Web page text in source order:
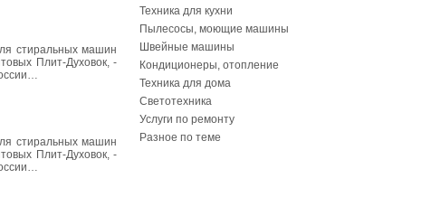
стиральных машин
Плит-Духовок, -
стиральных машин
Плит-Духовок, -
Техника для кухни
Пылесосы, моющие машины
Швейные машины
Кондиционеры, отопление
Техника для дома
Светотехника
Услуги по ремонту
Разное по теме